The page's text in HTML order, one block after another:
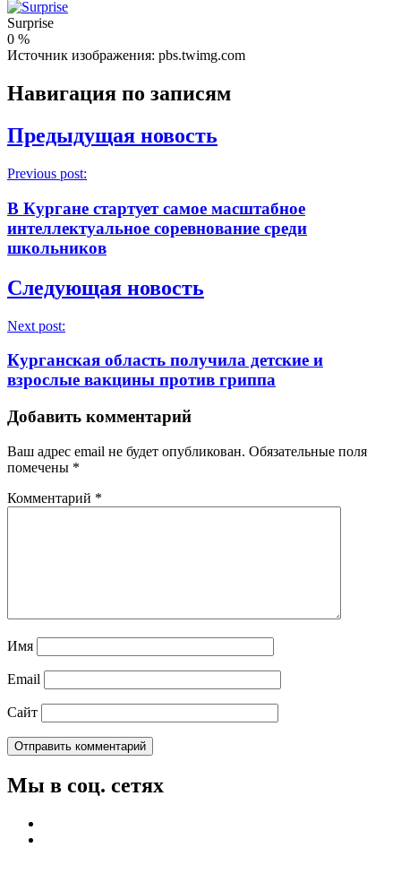
Surprise
0 %
Источник изображения: pbs.twimg.com
Навигация по записям
Предыдущая новость
Previous post:
В Кургане стартует самое масштабное
интеллектуальное соревнование среди
школьников
Следующая новость
Next post:
Курганская область получила детские и
взрослые вакцины против гриппа
Добавить комментарий
Ваш адрес email не будет опубликован. Обязательные поля
помечены *
Комментарий *
Имя
Email
Сайт
Мы в соц. сетях